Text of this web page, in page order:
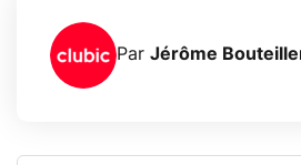
Par Jérôme